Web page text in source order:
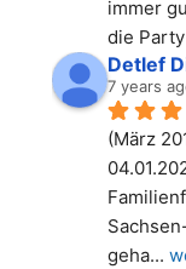
immer
die
Detlef
7 years
(März
geha...